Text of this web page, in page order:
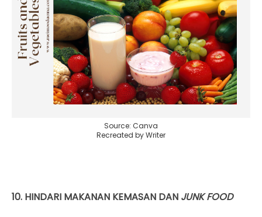
Source: Canva
Recreated by Writer
10. HINDARI MAKANAN KEMASAN DAN JUNK FOOD